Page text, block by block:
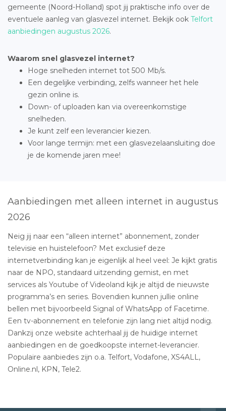
gemeente (Noord-Holland) spot jij praktische info over de
eventuele aanleg van glasvezel internet. Bekijk ook Telfort
aanbiedingen augustus 2026.
Waarom snel glasvezel internet?
Hoge snelheden internet tot 500 Mb/s.
Een degelijke verbinding, zelfs wanneer het hele
gezin online is.
Down- of uploaden kan via overeenkomstige
snelheden.
Je kunt zelf een leverancier kiezen.
Voor lange termijn: met een glasvezelaansluiting doe
je de komende jaren mee!
Aanbiedingen met alleen internet in augustus
2026
Neig jij naar een “alleen internet” abonnement, zonder
televisie en huistelefoon? Met exclusief deze
internetverbinding kan je eigenlijk al heel veel: Je kijkt gratis
naar de NPO, standaard uitzending gemist, en met
services als Youtube of Videoland kijk je altijd de nieuwste
programma’s en series. Bovendien kunnen jullie online
bellen met bijvoorbeeld Signal of WhatsApp of Facetime.
Een tv-abonnement en telefonie zijn lang niet altijd nodig.
Dankzij onze website achterhaal jij de huidige internet
aanbiedingen en de goedkoopste internet-leverancier.
Populaire aanbiedes zijn o.a. Telfort, Vodafone, XS4ALL,
Online.nl, KPN, Tele2.